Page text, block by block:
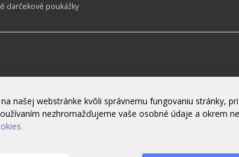
darčekové poukážky
našej webstránke kvôli správnemu fungovaniu stránky,
nezhromažďujeme vaše osobné údaje a okrem